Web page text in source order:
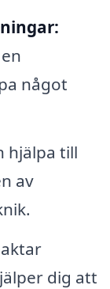
något
hjälpa till
av
dig att